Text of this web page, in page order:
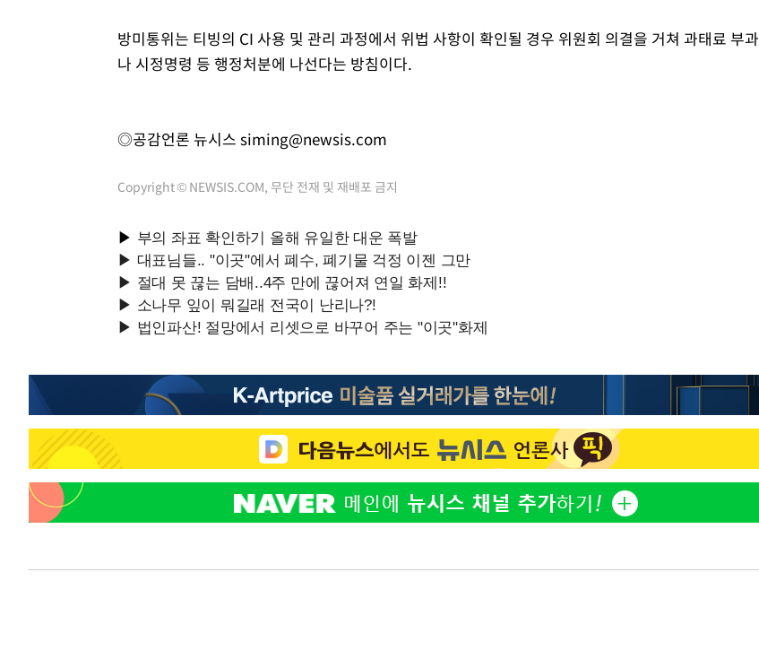
방미통위는 티빙의 CI 사용 및 관리 과정에서 위법 사항이 확인될 경우 위원회 의결을 거쳐 과태료 부과
나 시정명령 등 행정처분에 나선다는 방침이다.
◎공감언론 뉴시스 siming@newsis.com
Copyright © NEWSIS.COM, 무단 전재 및 재배포 금지